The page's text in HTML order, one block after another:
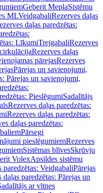
Geberit MeplaSistēmu
MLVeidgabaliRezerves daļas
daļas paredzētas:
LīkumiTrejgabaliRezerves
Rezerves daļas
pārejasRezerves
Pārejas un savienojumi,
Pārejas un savienojumi,
PieslēgumiSadalītājs
Rezerves daļas paredzētas:
Rezerves daļas paredzētas:
daļas paredzētas:
Pārsegi
pieslēgumiemRezerves
Sistēmas blīvesSkrūvju
VolexApsildes sistēmu
paredzētas: VeidgabaliPārejas
daļas paredzētas: Pārejas un
ar vītnes